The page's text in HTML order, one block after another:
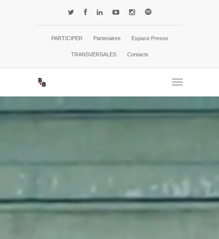
PARTICIPER Partenaires Espace Presse
TRANSVERSALES Contacts